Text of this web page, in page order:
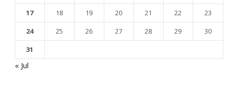
17
18 19 20 21 22
23
24
25 26 27 28 29
30
31
« Jul